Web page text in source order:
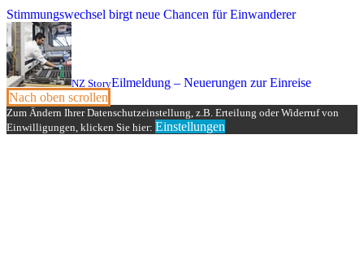
Stimmungswechsel birgt neue Chancen für Einwanderer
NZ StoryEilmeldung – Neuerungen zur Einreise
Nach oben scrollen
Zum Ändern Ihrer Datenschutzeinstellung, z.B. Erteilung oder Widerruf von
Einwilligungen, klicken Sie hier: Einstellungen